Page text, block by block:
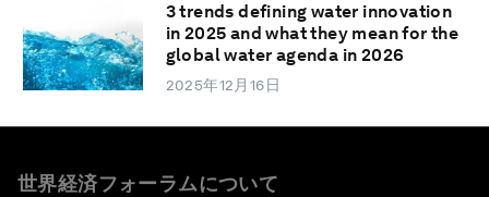
3 trends defining water innovation
in 2025 and what they mean for the
global water agenda in 2026
2025年12月16日
世界経済フォーラムについて